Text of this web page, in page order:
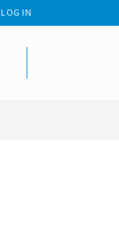
LOG IN